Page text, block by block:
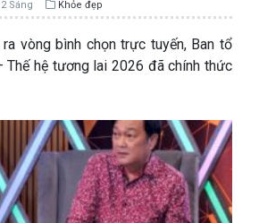
Sáng Khỏe đẹp
vòng bình chọn trực tuyến, Ban tổ
Thế hệ tương lai 2026 đã chính thức